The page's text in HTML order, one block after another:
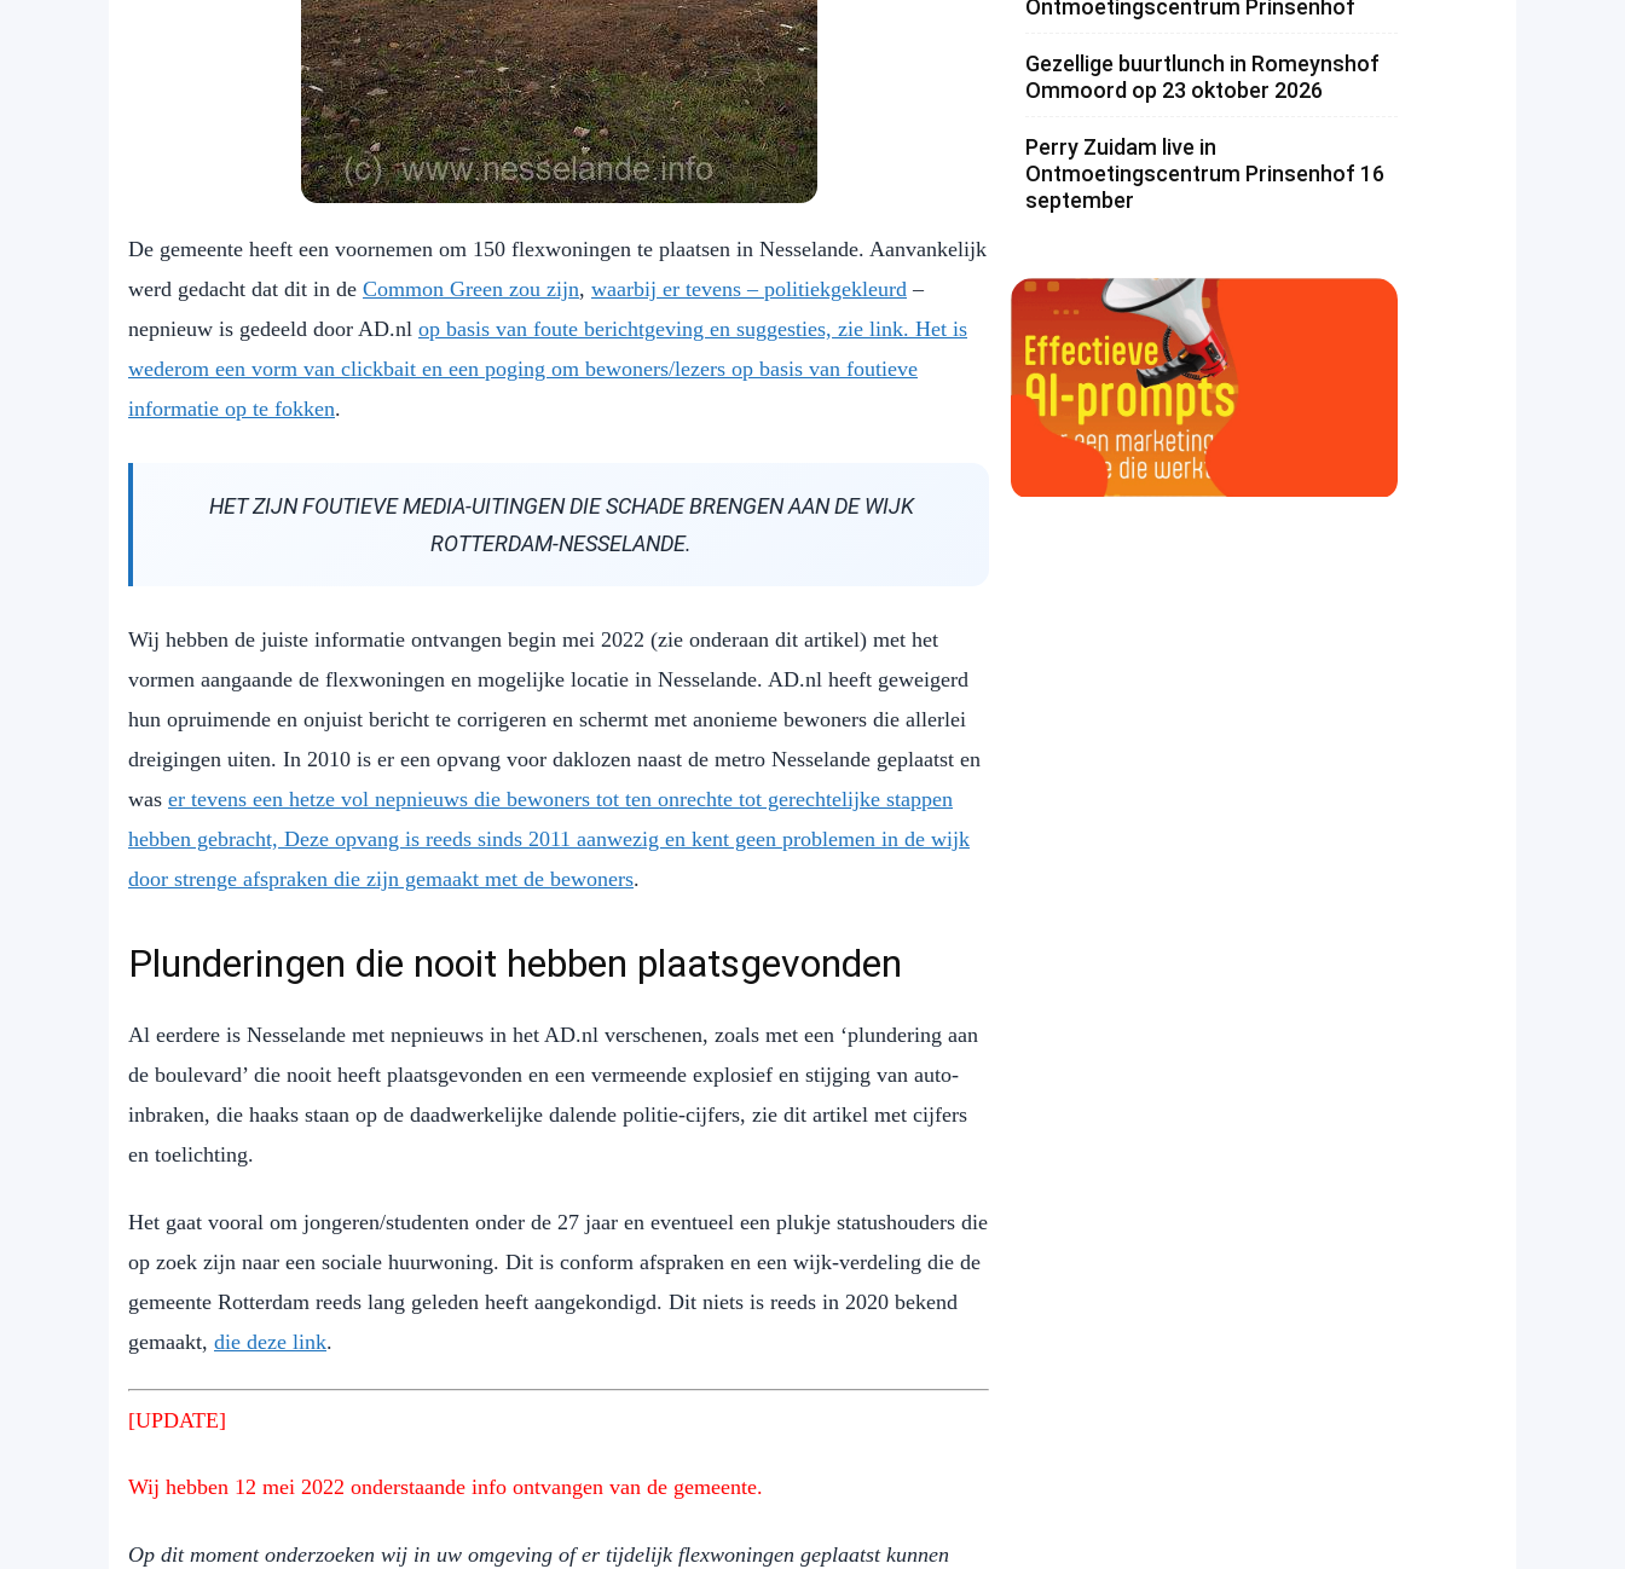
De gemeente heeft een voornemen om 150 flexwoningen te plaatsen in Nesselande. Aanvankelijk
werd gedacht dat dit in de Common Green zou zijn, waarbij er tevens – politiekgekleurd –
nepnieuw is gedeeld door AD.nl op basis van foute berichtgeving en suggesties, zie link. Het is
wederom een vorm van clickbait en een poging om bewoners/lezers op basis van foutieve
informatie op te fokken.
HET ZIJN FOUTIEVE MEDIA-UITINGEN DIE SCHADE BRENGEN AAN DE WIJK
ROTTERDAM-NESSELANDE.
Wij hebben de juiste informatie ontvangen begin mei 2022 (zie onderaan dit artikel) met het
vormen aangaande de flexwoningen en mogelijke locatie in Nesselande. AD.nl heeft geweigerd
hun opruimende en onjuist bericht te corrigeren en schermt met anonieme bewoners die allerlei
dreigingen uiten. In 2010 is er een opvang voor daklozen naast de metro Nesselande geplaatst en
was er tevens een hetze vol nepnieuws die bewoners tot ten onrechte tot gerechtelijke stappen
hebben gebracht, Deze opvang is reeds sinds 2011 aanwezig en kent geen problemen in de wijk
door strenge afspraken die zijn gemaakt met de bewoners.
Plunderingen die nooit hebben plaatsgevonden
Al eerdere is Nesselande met nepnieuws in het AD.nl verschenen, zoals met een ‘plundering aan
de boulevard’ die nooit heeft plaatsgevonden en een vermeende explosief en stijging van auto-
inbraken, die haaks staan op de daadwerkelijke dalende politie-cijfers, zie dit artikel met cijfers
en toelichting.
Het gaat vooral om jongeren/studenten onder de 27 jaar en eventueel een plukje statushouders die
op zoek zijn naar een sociale huurwoning. Dit is conform afspraken en een wijk-verdeling die de
gemeente Rotterdam reeds lang geleden heeft aangekondigd. Dit niets is reeds in 2020 bekend
gemaakt, die deze link.
[UPDATE]
Wij hebben 12 mei 2022 onderstaande info ontvangen van de gemeente.
Op dit moment onderzoeken wij in uw omgeving of er tijdelijk flexwoningen geplaatst kunnen
Ontmoetingscentrum Prinsenhof
Gezellige buurtlunch in Romeynshof
Ommoord op 23 oktober 2026
Perry Zuidam live in
Ontmoetingscentrum Prinsenhof 16
september